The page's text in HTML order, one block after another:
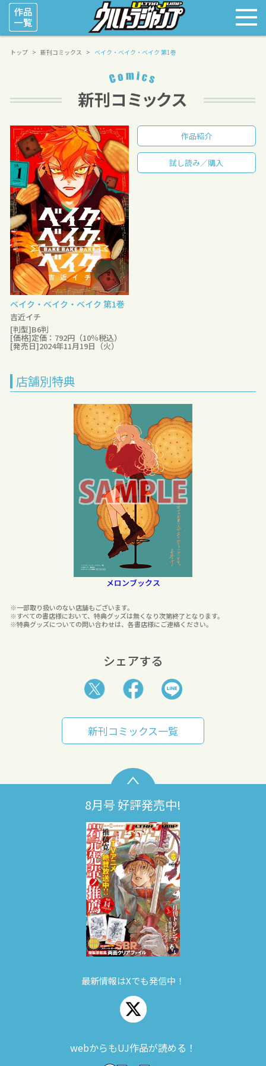
トップ 新刊コミックス ベイク・ベイク・ベイク 第1巻
ベイク・ベイク・ベイク 第1巻
吉近イチ
[判型]B6判
[価格]定価：792円（10％税込）
[発売日]2024年11月19日（火）
作品紹介
試し読み／購入
店舗別特典
メロンブックス
※一部取り扱いのない店舗もございます。
※すべての書店様において、特典グッズは無くなり次第終了となります。
※特典グッズについての問い合わせは、各書店様にご連絡ください。
シェアする
新刊コミックス一覧
8月号 好評発売中!
最新情報はXでも発信中！
webからもUJ作品が読める！